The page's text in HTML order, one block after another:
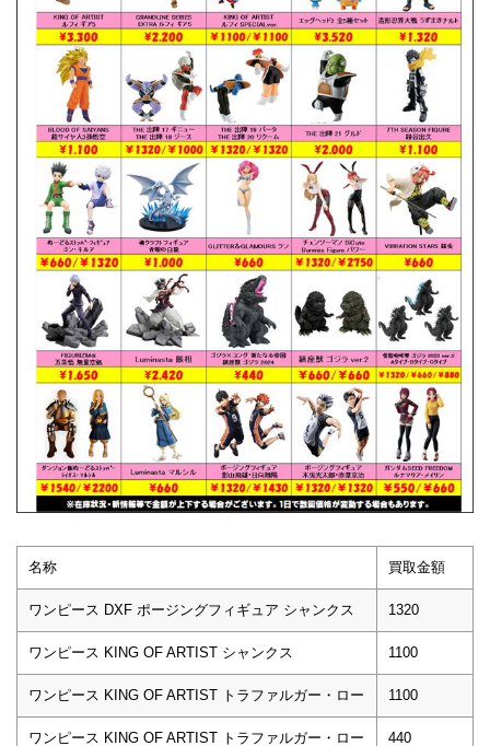
名称 買取金額
ワンピース DXF ポージングフィギュア シャンクス 1320
ワンピース KING OF ARTIST シャンクス 1100
ワンピース KING OF ARTIST トラファルガー・ロー 1100
ワンピース KING OF ARTIST トラファルガー・ロー
440